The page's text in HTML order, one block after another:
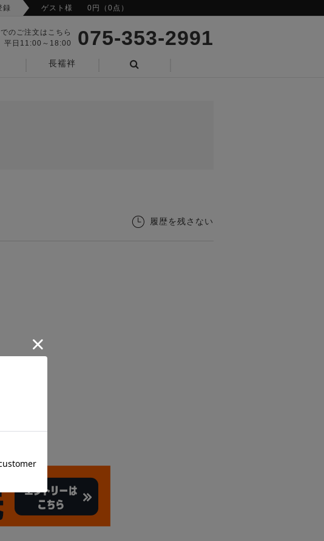
録 ゲスト様 0円（0点）
のご注文はこちら
平日11:00～18:00
075-353-2991
長襦袢
履歴を残さない